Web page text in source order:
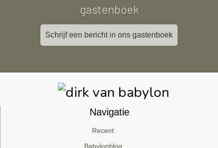
gastenboek
Schrijf een bericht in ons gastenboek
Navigatie
Recent
Babylonblog